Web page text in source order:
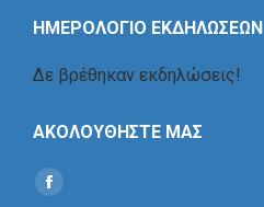
ΗΜΕΡΟΛΟΓΙΟ ΕΚΔΗΛΩΣΕΩΝ
Δε βρέθηκαν εκδηλώσεις!
ΑΚΟΛΟΥΘΗΣΤΕ ΜΑΣ
Find us on:
Social